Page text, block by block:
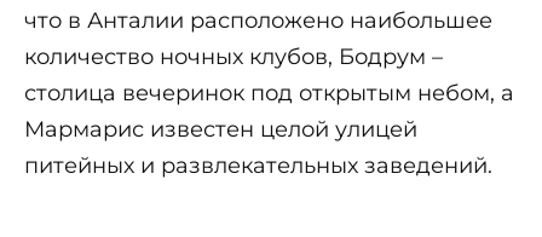
что в Анталии расположено наибольшее
количество ночных клубов, Бодрум –
столица вечеринок под открытым небом, а
Мармарис известен целой улицей
питейных и развлекательных заведений.